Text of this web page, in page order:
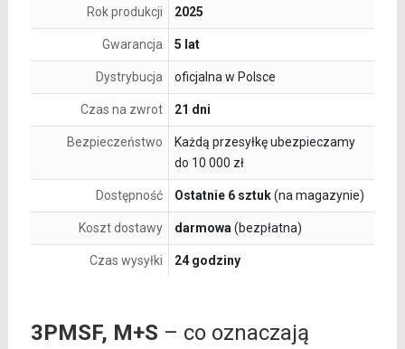
Rok produkcji 2025
Gwarancja 5 lat
Dystrybucja oficjalna w Polsce
Czas na zwrot 21 dni
Bezpieczeństwo
Każdą przesyłkę ubezpieczamy
do 10 000 zł
Dostępność Ostatnie 6 sztuk(na magazynie)
Koszt dostawy darmowa (bezpłatna)
Czas wysyłki 24 godziny
3PMSF, M+S – co oznaczają